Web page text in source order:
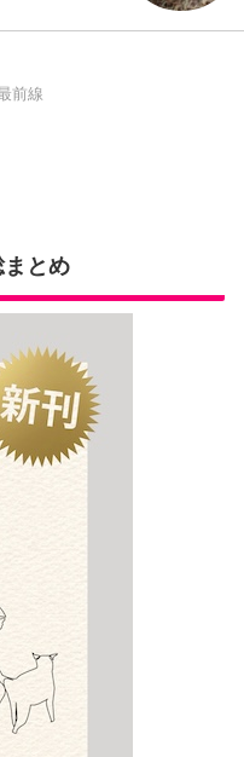
前線
まとめ